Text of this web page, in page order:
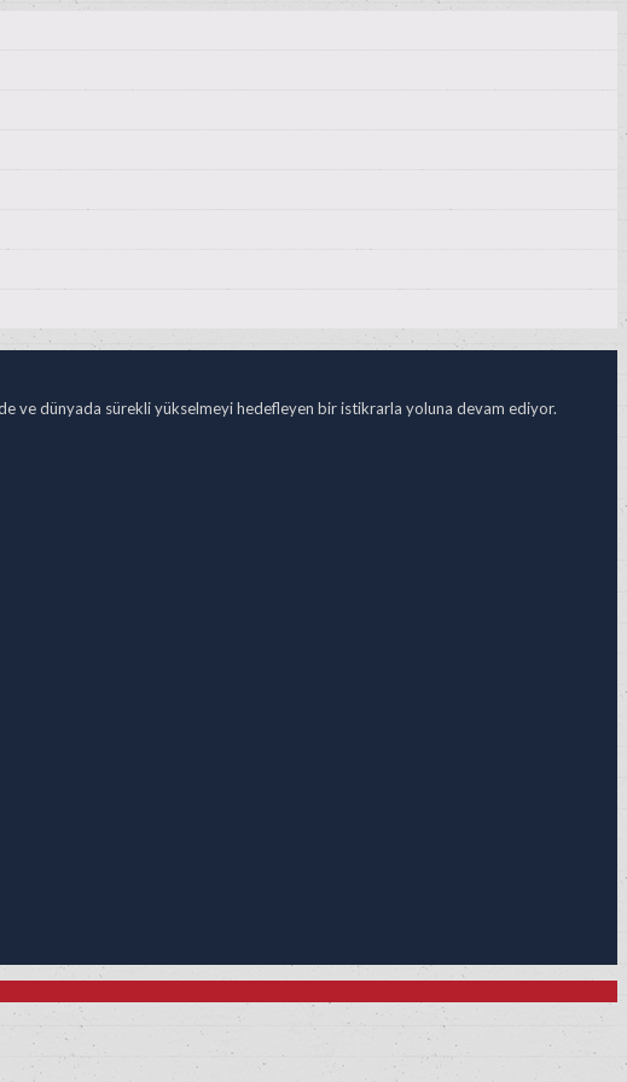
ve dünyada sürekli yükselmeyi hedefleyen bir istikrarla yoluna devam ediyor.